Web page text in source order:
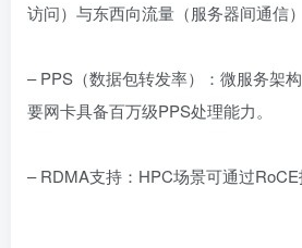
访问）与东西向流量（服务器间通信）
– PPS（数据包转发率）：微服务架
要网卡具备百万级PPS处理能力。
– RDMA支持：HPC场景可通过RoCE